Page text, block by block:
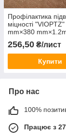
Профілактика
міцності
mm×380
світло-коричневий
256,50 ₴/лист
Купити
Про нас
100%
Працює з